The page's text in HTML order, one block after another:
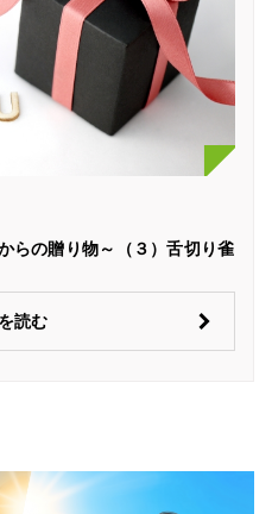
らの贈り物～（３）舌切り雀
読む